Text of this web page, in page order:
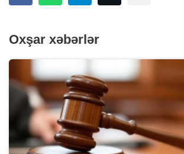
Oxşar xəbərlər